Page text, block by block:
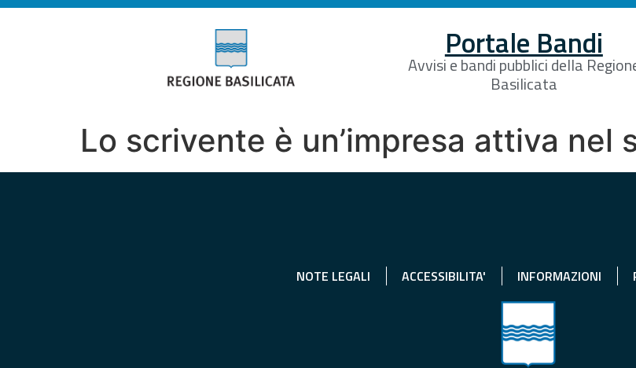
Portale Bandi
Avvisi e bandi pubblici della
Basilicata
Lo scrivente è un’impresa attiva nel
NOTE LEGALI ACCESSIBILITA' INFORMAZIONI